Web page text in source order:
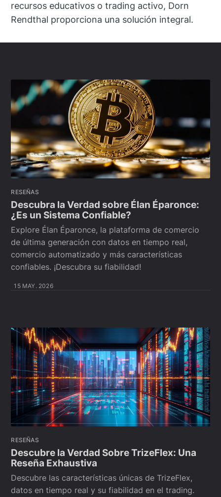
recursos educativos o trading activo, Dorn
Rendthal proporciona una solución integral.
RESEÑAS
Descubra la Verdad sobre Élan Éparonce:
¿Es un Sistema Confiable?
Explore Élan Éparonce, la plataforma de comercio
de última generación con datos en tiempo real,
comercio automatizado y más características
confiables. ¡Descubra su fiabilidad!
15 MAY. 2026
RESEÑAS
Descubre la Verdad Sobre TrizeFlex: Una
Reseña Exhaustiva
Descubre las características únicas de TrizeFlex,
datos en tiempo real y su fiabilidad en el trading.